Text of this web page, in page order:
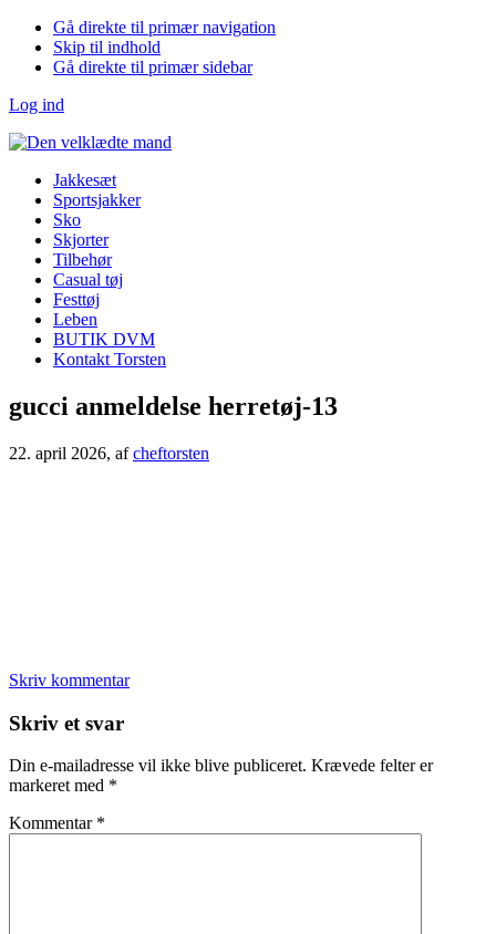
Gå direkte til primær navigation
Skip til indhold
Gå direkte til primær sidebar
Log ind
Jakkesæt
Sportsjakker
Sko
Skjorter
Tilbehør
Casual tøj
Festtøj
Leben
BUTIK DVM
Kontakt Torsten
gucci anmeldelse herretøj-13
22. april 2026, afcheftorsten
Skriv kommentar
Læserinteraktioner
Skriv et svar
Din e-mailadresse vil ikke blive publiceret. Krævede felter er
markeret med *
Kommentar *